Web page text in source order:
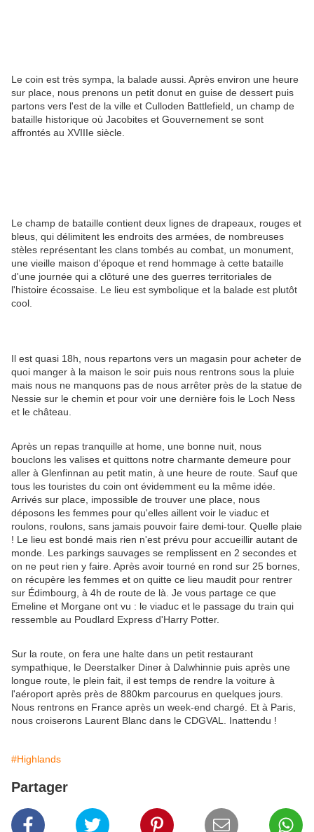
Le coin est très sympa, la balade aussi. Après environ une heure
sur place, nous prenons un petit donut en guise de dessert puis
partons vers l'est de la ville et Culloden Battlefield, un champ de
bataille historique où Jacobites et Gouvernement se sont
affrontés au XVIIIe siècle.
Le champ de bataille contient deux lignes de drapeaux, rouges et
bleus, qui délimitent les endroits des armées, de nombreuses
stèles représentant les clans tombés au combat, un monument,
une vieille maison d'époque et rend hommage à cette bataille
d'une journée qui a clôturé une des guerres territoriales de
l'histoire écossaise. Le lieu est symbolique et la balade est plutôt
cool.
Il est quasi 18h, nous repartons vers un magasin pour acheter de
quoi manger à la maison le soir puis nous rentrons sous la pluie
mais nous ne manquons pas de nous arrêter près de la statue de
Nessie sur le chemin et pour voir une dernière fois le Loch Ness
et le château.
Après un repas tranquille at home, une bonne nuit, nous
bouclons les valises et quittons notre charmante demeure pour
aller à Glenfinnan au petit matin, à une heure de route. Sauf que
tous les touristes du coin ont évidemment eu la même idée.
Arrivés sur place, impossible de trouver une place, nous
déposons les femmes pour qu'elles aillent voir le viaduc et
roulons, roulons, sans jamais pouvoir faire demi-tour. Quelle plaie
! Le lieu est bondé mais rien n'est prévu pour accueillir autant de
monde. Les parkings sauvages se remplissent en 2 secondes et
on ne peut rien y faire. Après avoir tourné en rond sur 25 bornes,
on récupère les femmes et on quitte ce lieu maudit pour rentrer
sur Édimbourg, à 4h de route de là. Je vous partage ce que
Emeline et Morgane ont vu : le viaduc et le passage du train qui
ressemble au Poudlard Express d'Harry Potter.
Sur la route, on fera une halte dans un petit restaurant
sympathique, le Deerstalker Diner à Dalwhinnie puis après une
longue route, le plein fait, il est temps de rendre la voiture à
l'aéroport après près de 880km parcourus en quelques jours.
Nous rentrons en France après un week-end chargé. Et à Paris,
nous croiserons Laurent Blanc dans le CDGVAL. Inattendu !
#Highlands
Partager